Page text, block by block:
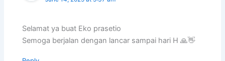
Selamat ya buat Eko prasetio
Semoga berjalan dengan lancar sampai hari H 🙏👋